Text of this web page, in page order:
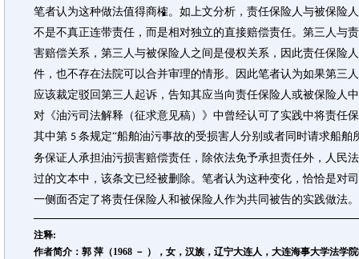
笔者认为这种做法值得商榷。如上文分析，责任保险人与被保险
不是不真正连带责任，而是相对独立的直接赔偿责任。第三人与
害赔偿关系，第三人与被保险人之间是侵权关系，因此责任保险
件，也不存在法院可以合并审理的情形。因此笔者认为如果第三
应该裁定驳回第三人起诉，告知其应当向责任保险人或被保险人
对《油污司法解释（征求意见稿）》中曾经认可了实践中将责任
其中第 5 条规定“船舶油污事故的受损害人分别或者同时请求船
务保证人承担油污损害赔偿责任，除依法免予承担责任外，人民
过的文本中，该条文已经被删除。笔者认为这种变化，恰恰是对
一侧面否定了将责任保险人和被保险人作为共同被告的实践做法。
注释:
作者简介：郭 萍（1968 － ），女，汉族，辽宁大连人，大连海事大学法学